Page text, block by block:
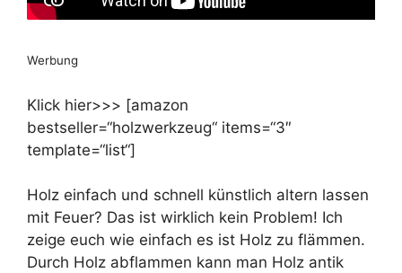
Werbung
Klick hier>>> [amazon
bestseller=“holzwerkzeug“ items=“3″
template=“list“]
Holz einfach und schnell künstlich altern lassen
mit Feuer? Das ist wirklich kein Problem! Ich
zeige euch wie einfach es ist Holz zu flämmen.
Durch Holz abflammen kann man Holz antik